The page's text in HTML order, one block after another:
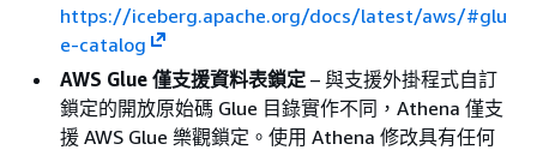
https://iceberg.apache.org/docs/latest/aws/#glu
e-catalog
AWS Glue 僅支援資料表鎖定 – 與支援外掛程式自訂
鎖定的開放原始碼 Glue 目錄實作不同，Athena 僅支
援 AWS Glue 樂觀鎖定。使用 Athena 修改具有任何